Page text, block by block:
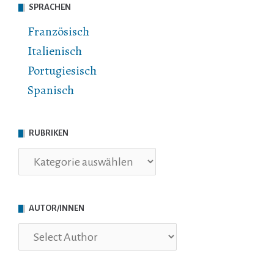
SPRACHEN
Französisch
Italienisch
Portugiesisch
Spanisch
RUBRIKEN
Rubriken
AUTOR/INNEN